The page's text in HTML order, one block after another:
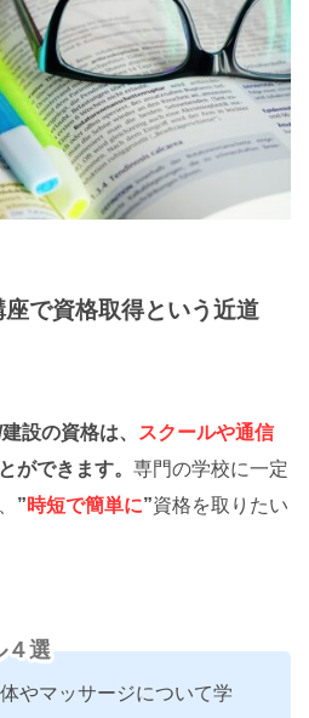
で資格取得という近道
設の資格は、
スクールや通信
ができます。 専門の学校に一定
”時短で簡単に”資格を取りたい
４選
やマッサージについて学